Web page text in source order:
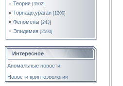
Теория [3502]
Торнадо,ураган [1200]
Феномены [243]
Эпидемия [2590]
Интересное
Аномальные новости
Новости криптозоологии